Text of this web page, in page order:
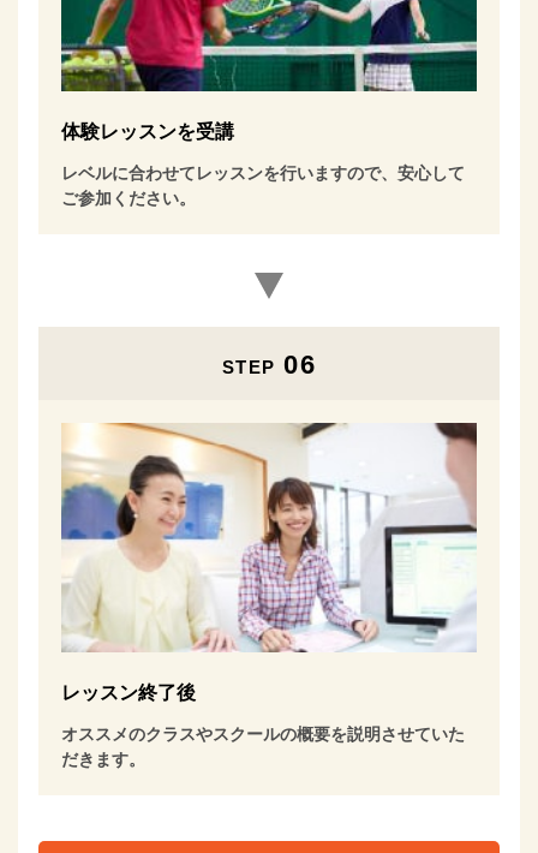
体験レッスンを受講
レベルに合わせてレッスンを行いますので、安心して
ご参加ください。
STEP 06
レッスン終了後
オススメのクラスやスクールの概要を説明させていた
だきます。